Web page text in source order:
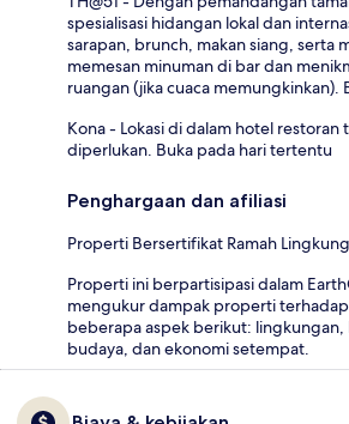
spesialisasi hidangan lokal dan
sarapan, brunch, makan siang, serta
memesan minuman di bar dan
ruangan (jika cuaca memungkinkan).
Kona - Lokasi di dalam hotel restoran
diperlukan. Buka pada hari tertentu
Penghargaan dan afiliasi
Properti Bersertifikat Ramah
Properti ini berpartisipasi dalam
mengukur dampak properti terhadap
beberapa aspek berikut: lingkungan,
budaya, dan ekonomi setempat.